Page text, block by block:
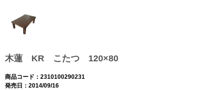
木蓮 KR こたつ 120×80
商品コード：2310100290231
発売日：2014/09/16